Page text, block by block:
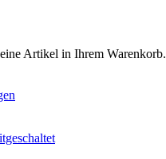
Artikel in Ihrem Warenkorb.